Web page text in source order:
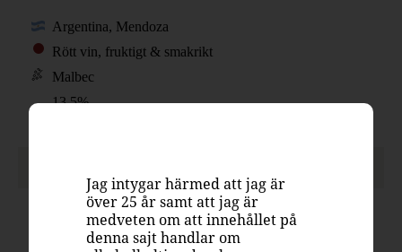
Argentina, Mendoza
Rött vin, fruktigt & smakrikt
Malbec
13.5%
Jag intygar härmed att jag är
över 25 år samt att jag är
medveten om att innehållet på
denna sajt handlar om